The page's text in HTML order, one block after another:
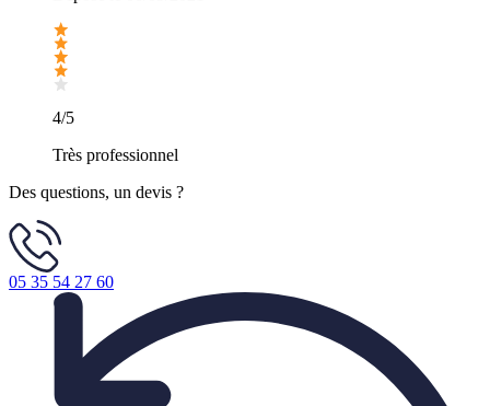
4/5
Très professionnel
Des questions, un devis ?
05 35 54 27 60